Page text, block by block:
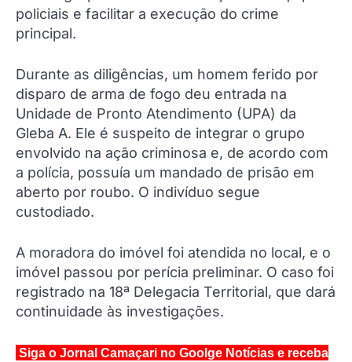
policiais e facilitar a execução do crime
principal.
Durante as diligências, um homem ferido por
disparo de arma de fogo deu entrada na
Unidade de Pronto Atendimento (UPA) da
Gleba A. Ele é suspeito de integrar o grupo
envolvido na ação criminosa e, de acordo com
a polícia, possuía um mandado de prisão em
aberto por roubo. O indivíduo segue
custodiado.
A moradora do imóvel foi atendida no local, e o
imóvel passou por perícia preliminar. O caso foi
registrado na 18ª Delegacia Territorial, que dará
continuidade às investigações.
Siga o Jornal Camaçari no Goolge Notícias e receba